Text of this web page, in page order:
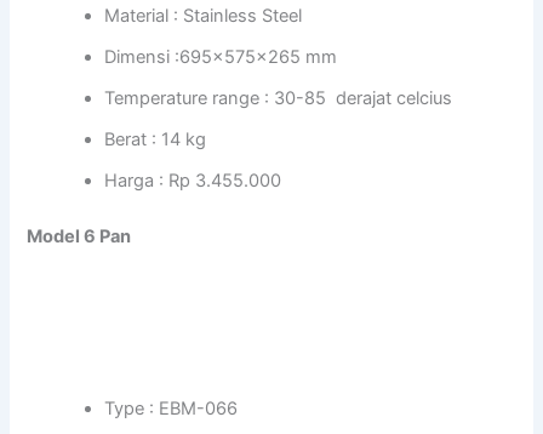
Material : Stainless Steel
Dimensi :695x575x265 mm
Temperature range : 30-85 derajat celcius
Berat : 14 kg
Harga : Rp 3.455.000
Model 6 Pan
Type : EBM-066